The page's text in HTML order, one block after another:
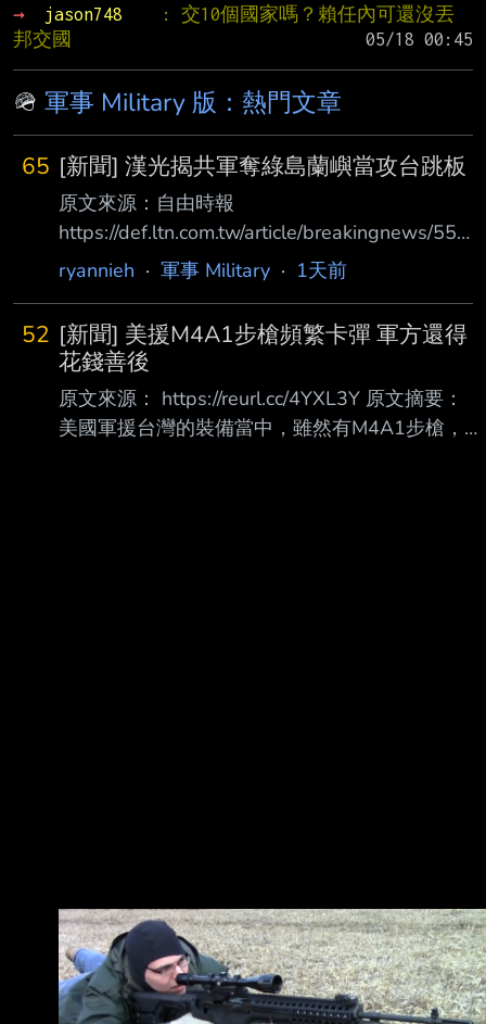
→
jason748
: 交10個國家嗎？賴任內可還沒丟
邦交國
🪖 軍事 Military 版：熱門文章
65 [新聞] 漢光揭共軍奪綠島蘭嶼當攻台跳板
原文來源：自由時報
https://def.ltn.com.tw/article/breakingnews/553
2105 原文摘要： 漢光揭共軍奪綠島蘭嶼當攻台
光演習中釋出重大戰術想定，首 度將台東外海
的蘭嶼及綠島納入核心防禦範圍 。軍方高層人
士今天透露，從共艦近年來密集 在東部外海活
動的跡象研判，不排除共軍在戰 時企圖奪取蘭
嶼與綠島，並在佔領兩島後改造 成對台的長程
ryannieh · 軍事 Military · 1天前
52 [新聞] 美援M4A1步槍頻繁卡彈 軍方還得
花錢善後
原文來源： https://reurl.cc/4YXL3Y 原文摘要：
美國軍援台灣的裝備當中，雖然有M4A1步槍，但